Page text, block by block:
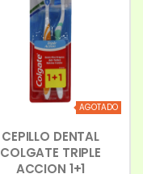
AGOTADO
CEPILLO DENTAL
COLGATE TRIPLE
ACCION 1+1